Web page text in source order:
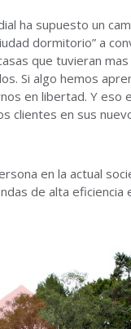
ha supuesto un
dormitorio” a
que tuvieran
Si algo hemos
en libertad. Y eso
clientes en sus
en la actual
de alta eficiencia